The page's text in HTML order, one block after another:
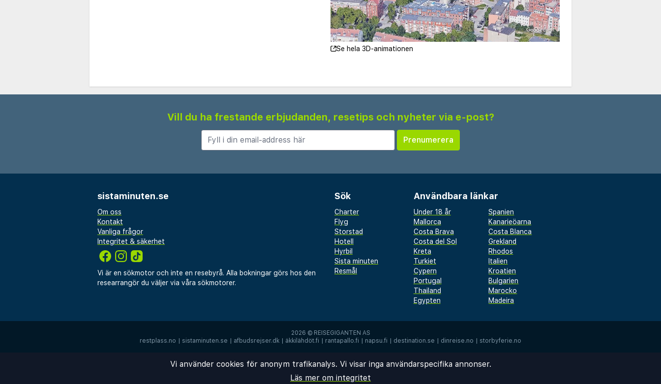
Se hela 3D-animationen
Vill du ha frestande erbjudanden, resetips och nyheter via e-post?
sistaminuten.se
Om oss
Kontakt
Vanliga frågor
Integritet & säkerhet
Vi är en sökmotor och inte en resebyrå. Alla bokningar görs hos den
researrangör du väljer via våra sökmotorer.
Sök
Charter
Flyg
Storstad
Hotell
Hyrbil
Sista minuten
Resmål
Användbara länkar
Under 18 år
Spanien
Mallorca
Kanarieöarna
Costa Brava
Costa Blanca
Costa del Sol
Grekland
Kreta
Rhodos
Turkiet
Italien
Cypern
Kroatien
Portugal
Bulgarien
Thailand
Marocko
Egypten
Madeira
2026 © REISEGIGANTEN AS
restplass.no | sistaminuten.se | afbudsrejser.dk | äkkilähdöt.fi | rantapallo.fi | napsu.fi | destination.se | dinreise.no | storbyferie.no
Vi använder cookies för anonym trafikanalys. Vi visar inga användarspecifika annonser.
Läs mer om integritet